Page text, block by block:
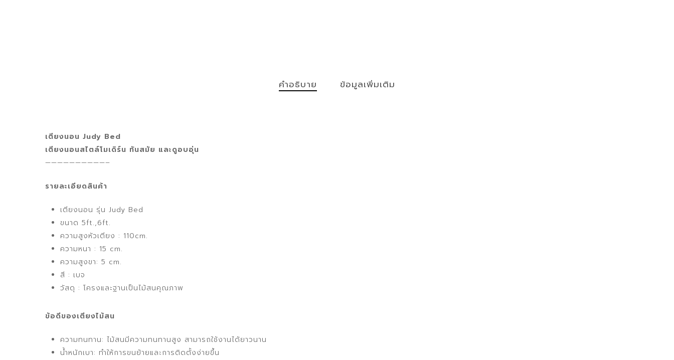
คำอธิบาย ข้อมูลเพิ่มเติม
เตียงนอน Judy Bed
เตียงนอนสไตล์โมเดิร์น ทันสมัย และดูอบอุ่น
——————————–
รายละเอียดสินค้า
เตียงนอน รุ่น Judy Bed
ขนาด 5ft.,6ft.
ความสูงหัวเตียง : 110cm.
ความหนา : 15 cm.
ความสูงขา: 5 cm.
สี : เบจ
วัสดุ : โครงและฐานเป็นไม้สนคุณภาพ
ข้อดีของเตียงไม้สน
ความทนทาน: ไม้สนมีความทนทานสูง สามารถใช้งานได้ยาวนาน
น้ำหนักเบา: ทำให้การขนย้ายและการติดตั้งง่ายขึ้น